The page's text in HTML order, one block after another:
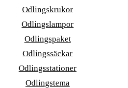
Odlingskrukor
Odlingslampor
Odlingspaket
Odlingssäckar
Odlingsstationer
Odlingstema